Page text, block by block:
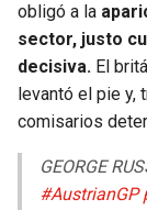
SAINTS
BUCCANEERS
obligó a la
sector, justo
decisiva. El
levantó el pie y,
comisarios
GEORGE
#AustrianGP